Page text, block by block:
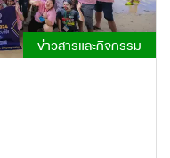
ข่าวสารและกิจกรรม